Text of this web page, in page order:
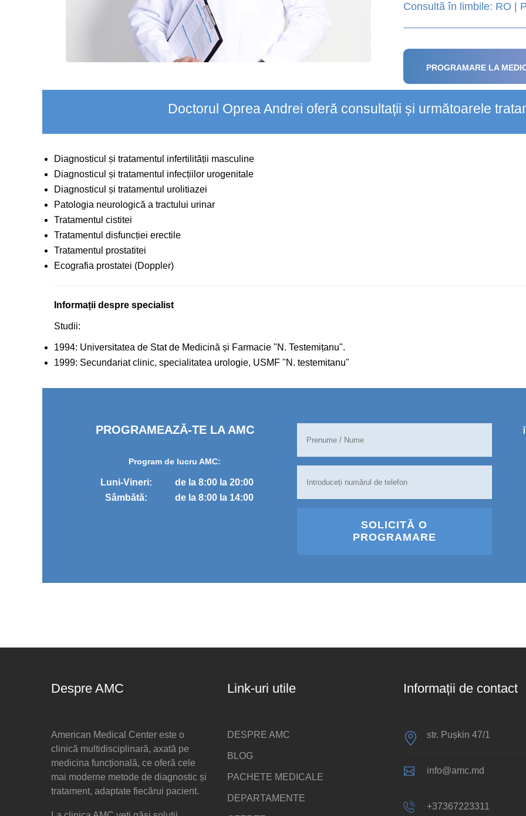
Consultă în limbile: RO |
PROGRAMARE LA
Doctorul Oprea Andrei oferă consultații și următoarele
Diagnosticul și tratamentul infertilității masculine
Diagnosticul și tratamentul infecțiilor urogenitale
Diagnosticul și tratamentul urolitiazei
Patologia neurologică a tractului urinar
Tratamentul cistitei
Tratamentul disfuncției erectile
Tratamentul prostatitei
Ecografia prostatei (Doppler)
Informații despre specialist
Studii:
1994: Universitatea de Stat de Medicină și Farmacie "N. Testemițanu".
1999: Secundariat clinic, specialitatea urologie, USMF "N. testemitanu"
PROGRAMEAZĂ-TE LA AMC
Program de lucru AMC:
Luni-Vineri:
de la 8:00 la 20:00
Sâmbătă:
de la 8:00 la 14:00
SOLICITĂ O
PROGRAMARE
Despre AMC
American Medical Center este o
clinică multidisciplinară, axată pe
medicina funcțională, ce oferă cele
mai moderne metode de diagnostic și
tratament, adaptate fiecărui pacient.
Link-uri utile
DESPRE AMC
BLOG
PACHETE MEDICALE
DEPARTAMENTE
Informații de contact
str. Pușkin 47/1
info@amc.md
+37367223311